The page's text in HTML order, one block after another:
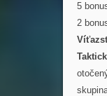
5
2